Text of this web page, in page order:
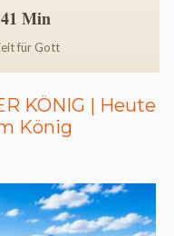
41 Min
für Gott
KÖNIG | Heute
König